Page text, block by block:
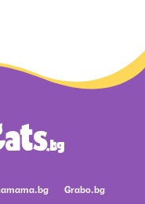
Grabo.bg